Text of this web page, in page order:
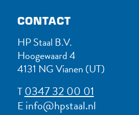
CONTACT
HP Staal B.V.
Hoogewaard 4
4131 NG Vianen (UT)
T0347 32 00 01
E info@hpstaal.nl